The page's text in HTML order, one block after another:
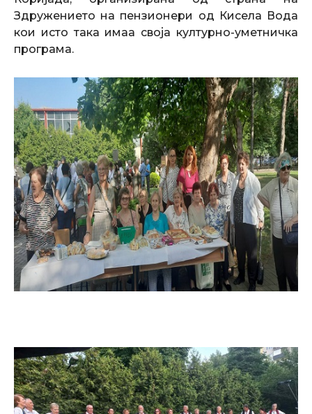
Здружението на пензионери од Кисела Вода
кои исто така имаа своја културно-уметничка
програма.